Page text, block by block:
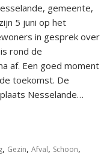
gemeente,
5 juni op het
in gesprek over
rond de
af. Een goed moment
toekomst. De
Nesselande…
, Gezin,Afval, Schoon,